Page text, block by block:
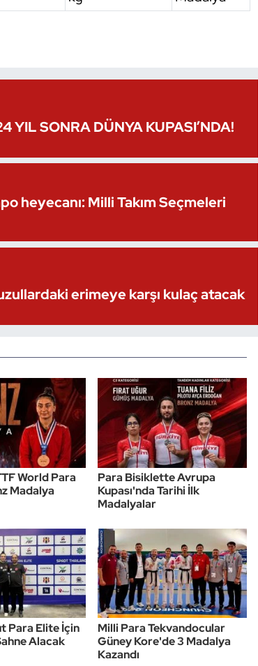
YIL SONRA DÜNYA KUPASI’NDA!
heyecanı: Milli Takım Seçmeleri
erimeye karşı kulaç atacak
World Para
Madalya
Para Bisiklette Avrupa
Kupası'nda Tarihi İlk
Madalyalar
Para Elite İçin
Alacak
Milli Para Tekvandocular
Güney Kore'de 3 Madalya
Kazandı